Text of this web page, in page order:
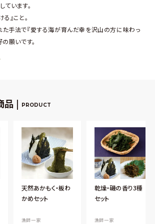
ています。
』こと。
手法で『愛する海が育んだ幸を沢山の方に味わっ
願いです。
品 | PRODUCT
天然あかもく・板わ
かめセット
漁師一家
乾燥・磯の香り3種
セット
漁師一家